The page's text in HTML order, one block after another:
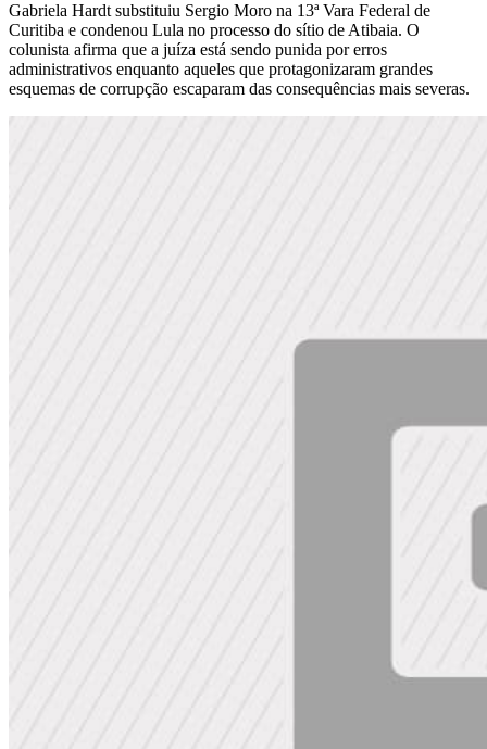
Gabriela Hardt substituiu Sergio Moro na 13ª Vara Federal de
Curitiba e condenou Lula no processo do sítio de Atibaia. O
colunista afirma que a juíza está sendo punida por erros
administrativos enquanto aqueles que protagonizaram grandes
esquemas de corrupção escaparam das consequências mais severas.